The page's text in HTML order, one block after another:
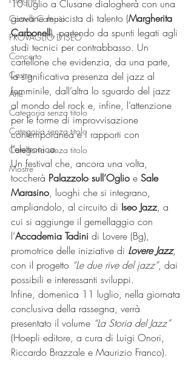
Castelli Calepio
PROVAGLIO D'ISEO
Concerto
Castro
Arte
Categoria senza titolo
Categoria senza titolo
Categoria senza titolo
Mostre
10 luglio a Clusane dialogherà con una
giovane musicista di talento (Margherita
Carbonell), partendo da spunti legati agli
studi tecnici per contrabbasso. Un
cartellone che evidenzia, da una parte,
la significativa presenza del jazz al
femminile, dall’altra lo sguardo del jazz
al mondo del rock e, infine, l’attenzione
per le forme di improvvisazione
contemporanea e i rapporti con
l’elettronica.
Un festival che, ancora una volta,
toccherà Palazzolo sull’Oglio e Sale
Marasino, luoghi che si integrano,
ampliandolo, al circuito di Iseo Jazz, a
cui si aggiunge il gemellaggio con
l’Accademia Tadini di Lovere (Bg),
promotrice delle iniziative di Lovere Jazz,
con il progetto “Le due rive del jazz”, dai
possibili e interessanti sviluppi.
Infine, domenica 11 luglio, nella giornata
conclusiva della rassegna, verrà
presentato il volume “La Storia del Jazz”
(Hoepli editore, a cura di Luigi Onori,
Riccardo Brazzale e Maurizio Franco).